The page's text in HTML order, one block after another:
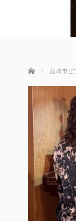
ホーム 韮崎市ピ